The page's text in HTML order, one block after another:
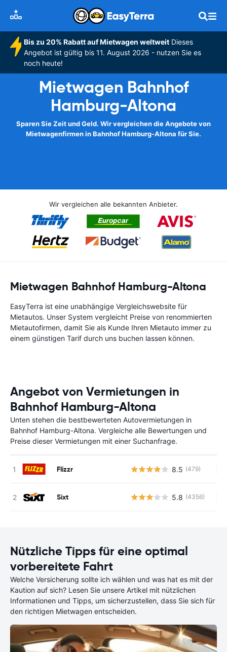
Bis zu 20% Rabatt auf Mietwagen weltweitDieses
Angebot ist gültig bis 11. August 2026 - nutzen Sie es
noch heute!
Mietwagen Bahnhof
Hamburg-Altona
Sparen Sie Zeit und Geld. Wir vergleichen die Angebote von
Mietwagenfirmen in Bahnhof Hamburg-Altona für Sie.
Wir vergleichen alle bekannten Anbieter.
Mietwagen Bahnhof Hamburg-Altona
EasyTerra ist eine unabhängige Vergleichswebsite für
Mietautos. Unser System vergleicht Preise von renommierten
Mietautofirmen, damit Sie als Kunde Ihren Mietauto immer zu
einem günstigen Tarif durch uns buchen lassen können.
Angebot von Vermietungen in
Bahnhof Hamburg-Altona
Unten stehen die bestbewerteten Autovermietungen in
Bahnhof Hamburg-Altona. Vergleiche alle Bewertungen und
Preise dieser Vermietungen mit einer Suchanfrage.
Flizzr 8.5 (479)
Sixt 5.8 (4356)
Nützliche Tipps für eine optimal
vorbereitete Fahrt
Welche Versicherung sollte ich wählen und was hat es mit der
Kaution auf sich? Lesen Sie unsere Artikel mit nützlichen
Informationen und Tipps, um sicherzustellen, dass Sie sich für
den richtigen Mietwagen entscheiden.